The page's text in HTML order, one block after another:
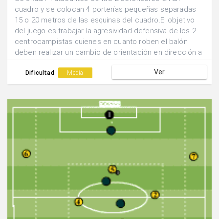
cuadro y se colocan 4 porterías pequeñas separadas
15 o 20 metros de las esquinas del cuadro.El objetivo
del juego es trabajar la agresividad defensiva de los 2
centrocampistas quienes en cuanto roben el balón
deben realizar un cambio de orientación en dirección a
robos.
Dificultad Media Ver